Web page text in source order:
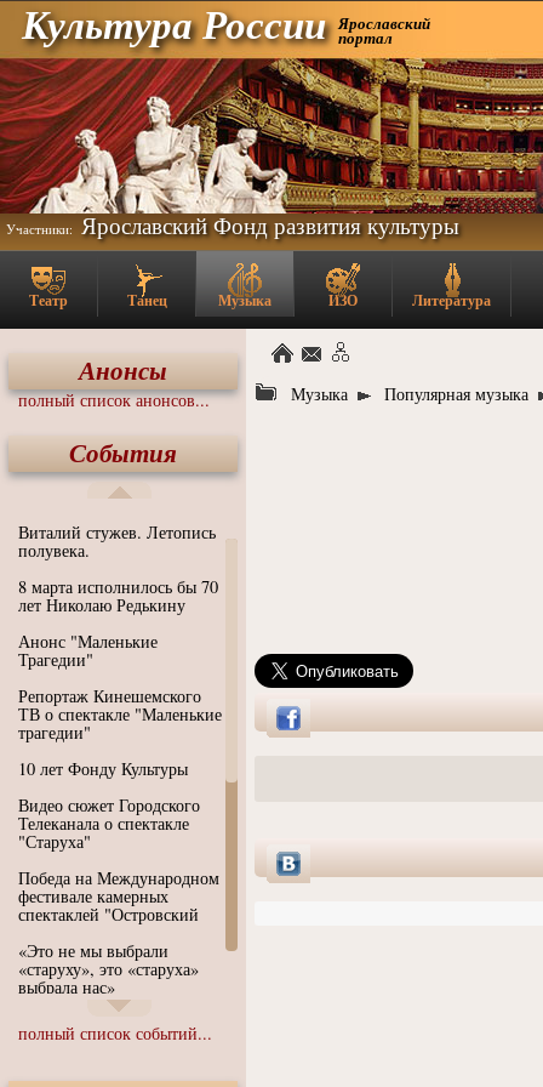
Культура России Ярославский
портал
Участники: Ярославский Фонд развития культуры
Театр Танец Музыка ИЗО Литература
Анонсы
полный список анонсов...
События
Виталий стужев. Летопись
полувека.
8 марта исполнилось бы 70
лет Николаю Редькину
Анонс "Маленькие
Трагедии"
Репортаж Кинешемского
ТВ о спектакле "Маленькие
трагедии"
10 лет Фонду Культуры
Видео сюжет Городского
Телеканала о спектакле
"Старуха"
Победа на Международном
фестивале камерных
спектаклей "Островский
«Это не мы выбрали
«старуху», это «старуха»
выбрала нас»
Иммерсивный спектакль
"Язык чистого полета
полный список событий...
Музыка Популярная музыка